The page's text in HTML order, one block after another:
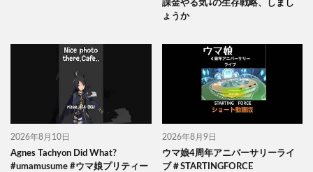
課金やる気⤵の生存戦略、しまし
ょうか
2026年8月10日
Agnes Tachyon Did What?
#umamusume #ウマ娘プリティー
2026年8月9日
ウマ娘4周年アニバーサリーライ
ブ＃STARTINGFORCE